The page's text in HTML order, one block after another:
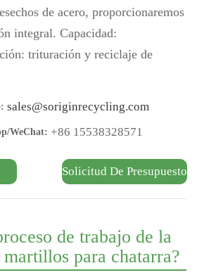
de acero, proporcionaremos
integral. Capacidad:
trituración y reciclaje de
sales@soriginrecycling.com
WeChat: +86 15538328571
Solicitud De Presupuesto
de trabajo de la
para chatarra?